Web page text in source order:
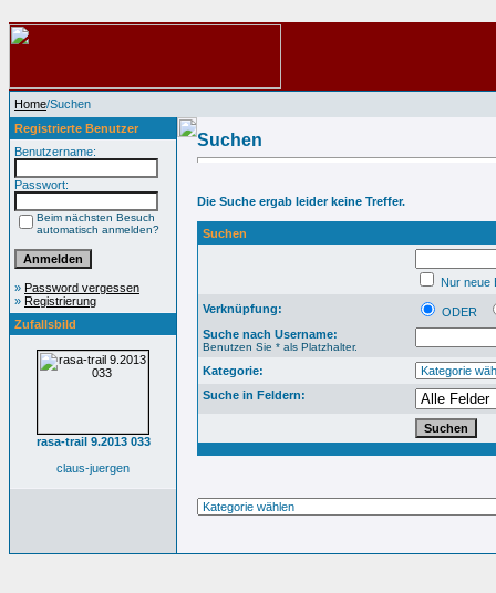
Home/Suchen
Registrierte Benutzer
Benutzername:
Passwort:
Beim nächsten Besuch
automatisch anmelden?
» Password vergessen
» Registrierung
Zufallsbild
rasa-trail 9.2013 033
claus-juergen
Suchen
Die Suche ergab leider keine Treffer.
Suchen
Nur neue
Verknüpfung:
ODER
Suche nach Username:
Benutzen Sie * als Platzhalter.
Kategorie:
Suche in Feldern: